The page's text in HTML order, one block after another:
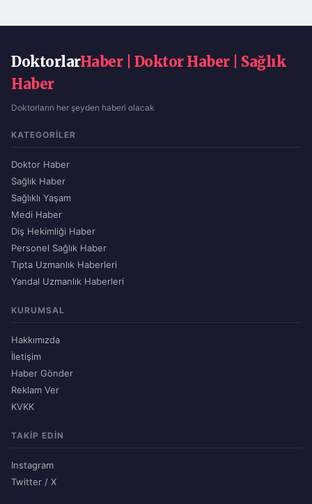
DoktorlarHaber | Doktor Haber | Sağlık
Haber
Doktorların her şeyden haberi olacak
KATEGORILER
Doktor Haber
Sağlık Haber
Sağlıklı Yaşam
Medi Haber
Diş Hekimliği Haber
Personel Sağlık Haber
Tıpta Uzmanlık Haberleri
Yandal Uzmanlık Haberleri
KURUMSAL
Hakkımızda
İletişim
Haber Gönder
Reklam Ver
KVKK
TAKIP EDIN
Instagram
Twitter / X